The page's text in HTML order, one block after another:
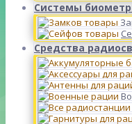
Системы
Средства